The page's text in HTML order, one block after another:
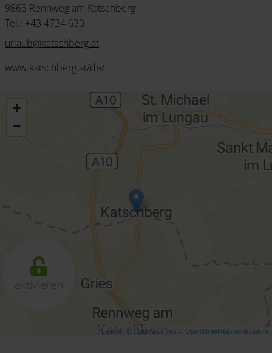
9863 Rennweg am Katschberg
Tel.: +43 4734 630
urlaub@katschberg.at
www.katschberg.at/de/
aktivieren
+
−
Leaflet | © OpenMapTiles © OpenStreetMap contributors